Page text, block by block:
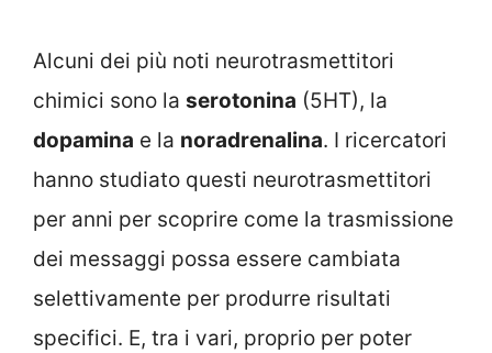
Alcuni dei più noti neurotrasmettitori
chimici sono la serotonina (5HT), la
dopamina e la noradrenalina. I ricercatori
hanno studiato questi neurotrasmettitori
per anni per scoprire come la trasmissione
dei messaggi possa essere cambiata
selettivamente per produrre risultati
specifici. E, tra i vari, proprio per poter